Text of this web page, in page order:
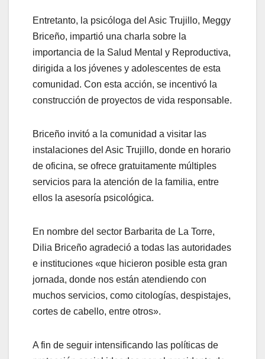
Entretanto, la psicóloga del Asic Trujillo, Meggy
Briceño, impartió una charla sobre la
importancia de la Salud Mental y Reproductiva,
dirigida a los jóvenes y adolescentes de esta
comunidad. Con esta acción, se incentivó la
construcción de proyectos de vida responsable.
Briceño invitó a la comunidad a visitar las
instalaciones del Asic Trujillo, donde en horario
de oficina, se ofrece gratuitamente múltiples
servicios para la atención de la familia, entre
ellos la asesoría psicológica.
En nombre del sector Barbarita de La Torre,
Dilia Briceño agradeció a todas las autoridades
e instituciones «que hicieron posible esta gran
jornada, donde nos están atendiendo con
muchos servicios, como citologías, despistajes,
cortes de cabello, entre otros».
A fin de seguir intensificando las políticas de